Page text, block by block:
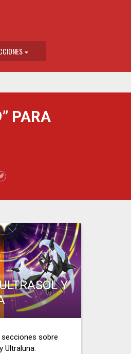
PARA
Y
sobre
Ultraluna: